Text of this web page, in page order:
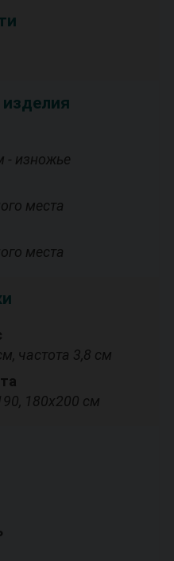
- изножье
места
места
частота 3,8 см
180х200 см